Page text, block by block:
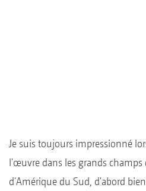
Je suis toujours impressionné
l'œuvre dans les grands
d'Amérique du Sud, d'abord